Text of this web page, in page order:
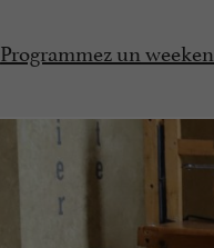
Programmez un